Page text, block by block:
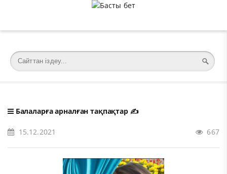
Балаларға арналған тақпақтар✍️
15.12.2021 667